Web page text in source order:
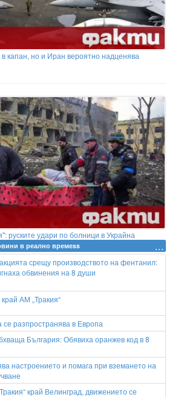
капан, но и Иран вероятно надценява
руските удари по болници в Украйна
в реално времеss
срещу производството на фентанил:
обвинения на 8 души
АМ „Тракия“
се разпространява в Европа
България: Обявиха оранжев код в 8
настроението и помага при вземането на
край Велинград, движението се